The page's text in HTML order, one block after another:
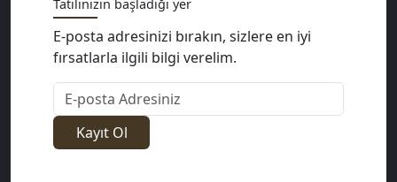
Tatilinizin başladığı yer
E-posta adresinizi bırakın, sizlere en iyi
fırsatlarla ilgili bilgi verelim.
E-posta Adresiniz
Kayıt Ol